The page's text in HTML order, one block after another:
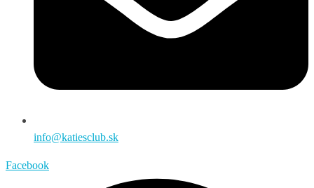
info@katiesclub.sk
Facebook